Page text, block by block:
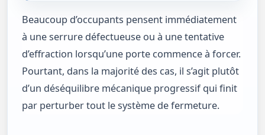
Beaucoup d’occupants pensent immédiatement
à une serrure défectueuse ou à une tentative
d’effraction lorsqu’une porte commence à forcer.
Pourtant, dans la majorité des cas, il s’agit plutôt
d’un déséquilibre mécanique progressif qui finit
par perturber tout le système de fermeture.